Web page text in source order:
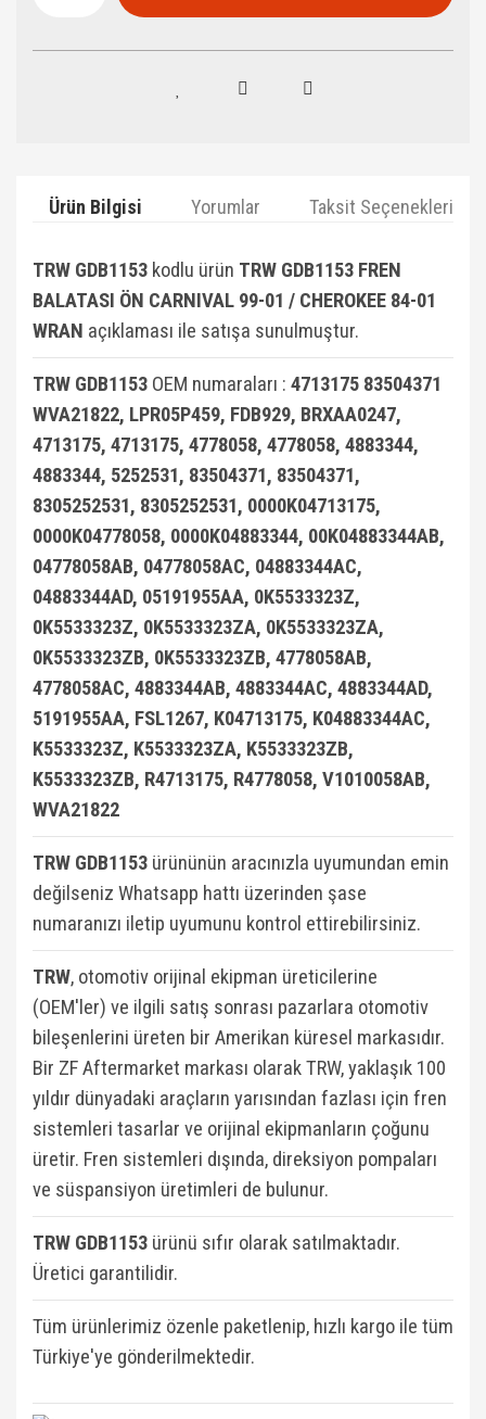
Ürün Bilgisi Yorumlar Taksit Seçenekleri
TRW GDB1153 kodlu ürün TRW GDB1153 FREN
BALATASI ÖN CARNIVAL 99-01 / CHEROKEE 84-01
WRAN açıklaması ile satışa sunulmuştur.
TRW GDB1153 OEM numaraları : 4713175 83504371
WVA21822, LPR05P459, FDB929, BRXAA0247,
4713175, 4713175, 4778058, 4778058, 4883344,
4883344, 5252531, 83504371, 83504371,
8305252531, 8305252531, 0000K04713175,
0000K04778058, 0000K04883344, 00K04883344AB,
04778058AB, 04778058AC, 04883344AC,
04883344AD, 05191955AA, 0K5533323Z,
0K5533323Z, 0K5533323ZA, 0K5533323ZA,
0K5533323ZB, 0K5533323ZB, 4778058AB,
4778058AC, 4883344AB, 4883344AC, 4883344AD,
5191955AA, FSL1267, K04713175, K04883344AC,
K5533323Z, K5533323ZA, K5533323ZB,
K5533323ZB, R4713175, R4778058, V1010058AB,
WVA21822
TRW GDB1153 ürününün aracınızla uyumundan emin
değilseniz Whatsapp hattı üzerinden şase
numaranızı iletip uyumunu kontrol ettirebilirsiniz.
TRW, otomotiv orijinal ekipman üreticilerine
(OEM'ler) ve ilgili satış sonrası pazarlara otomotiv
bileşenlerini üreten bir Amerikan küresel markasıdır.
Bir ZF Aftermarket markası olarak TRW, yaklaşık 100
yıldır dünyadaki araçların yarısından fazlası için fren
sistemleri tasarlar ve orijinal ekipmanların çoğunu
üretir. Fren sistemleri dışında, direksiyon pompaları
ve süspansiyon üretimleri de bulunur.
TRW GDB1153 ürünü sıfır olarak satılmaktadır.
Üretici garantilidir.
Tüm ürünlerimiz özenle paketlenip, hızlı kargo ile tüm
Türkiye'ye gönderilmektedir.